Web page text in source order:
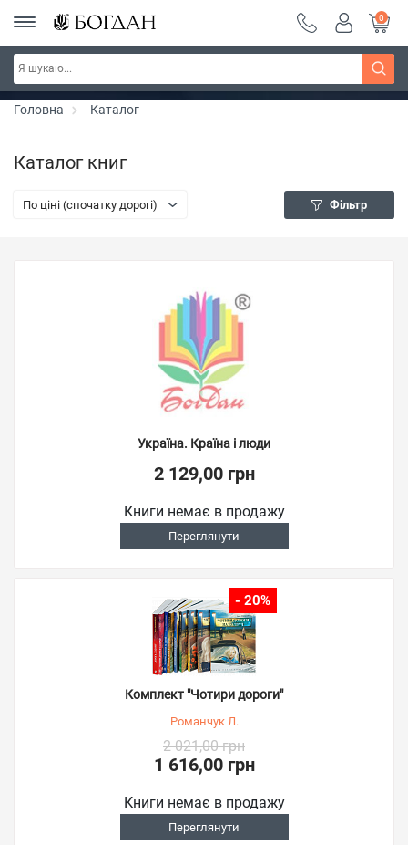
РОЗПРОДАЖ ~ 150 грн ~ 200 грн ~ 250 грн ~
300 грн ~ РОЗПРОДАЖ
Дізнатись більше
0
Головна Каталог
Каталог книг
По ціні (спочатку дорогі) Фільтр
Україна. Країна і люди
2 129,00 грн
Книги немає в продажу
Переглянути
- 20%
Комплект "Чотири дороги"
Романчук Л.
2 021,00 грн
1 616,00 грн
Книги немає в продажу
Переглянути